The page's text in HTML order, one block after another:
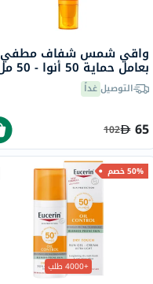
واقي شمس شفاف مطفي
بعامل حماية 50 أنوا - 50 مل
التوصيلغداً
65
102
50% خصم
+4000 طلب